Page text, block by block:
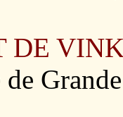
DE
de